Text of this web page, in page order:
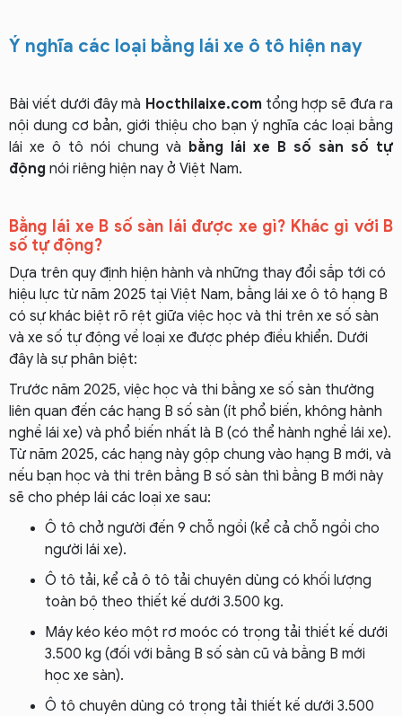
Ý nghĩa các loại bằng lái xe ô tô hiện nay
Bài viết dưới đây mà Hocthilaixe.com tổng hợp sẽ đưa ra
nội dung cơ bản, giới thiệu cho bạn ý nghĩa các loại bằng
lái xe ô tô nói chung và bằng lái xe B số sàn số tự
động nói riêng hiện nay ở Việt Nam.
Bằng lái xe B số sàn lái được xe gì? Khác gì với B
số tự động?
Dựa trên quy định hiện hành và những thay đổi sắp tới có
hiệu lực từ năm 2025 tại Việt Nam, bằng lái xe ô tô hạng B
có sự khác biệt rõ rệt giữa việc học và thi trên xe số sàn
và xe số tự động về loại xe được phép điều khiển. Dưới
đây là sự phân biệt:
Trước năm 2025, việc học và thi bằng xe số sàn thường
liên quan đến các hạng B số sàn (ít phổ biến, không hành
nghề lái xe) và phổ biến nhất là B (có thể hành nghề lái xe).
Từ năm 2025, các hạng này gộp chung vào hạng B mới, và
nếu bạn học và thi trên bằng B số sàn thì bằng B mới này
sẽ cho phép lái các loại xe sau:
Ô tô chở người đến 9 chỗ ngồi (kể cả chỗ ngồi cho
người lái xe).
Ô tô tải, kể cả ô tô tải chuyên dùng có khối lượng
toàn bộ theo thiết kế dưới 3.500 kg.
Máy kéo kéo một rơ moóc có trọng tải thiết kế dưới
3.500 kg (đối với bằng B số sàn cũ và bằng B mới
học xe sàn).
Ô tô chuyên dùng có trọng tải thiết kế dưới 3.500